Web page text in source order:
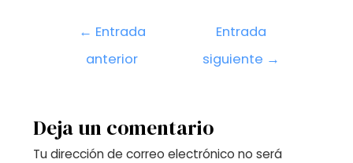
Navegación
entradas
← Entrada
anterior
Entrada
siguiente →
Deja un comentario
Tu dirección de correo electrónico no será